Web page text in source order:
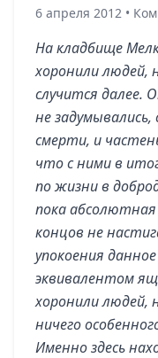
6 апреля 2012 •
На кладбище
хоронили людей,
случится далее.
не
смерти, и
что с ними в
по жизни в
пока
концов не
упокоения
эквивалентом
хоронили людей,
ничего
Именно здесь